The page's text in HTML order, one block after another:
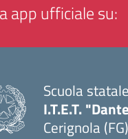
app ufficiale su:
Scuola
I.T.E.T.
Cerignola (FG)